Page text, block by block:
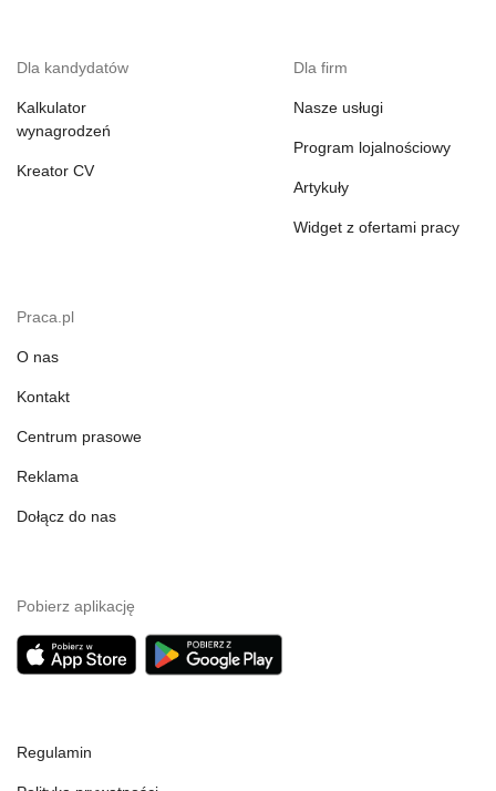
Dla kandydatów
Kalkulator
wynagrodzeń
Kreator CV
Dla firm
Nasze usługi
Program lojalnościowy
Artykuły
Widget z ofertami pracy
Praca.pl
O nas
Kontakt
Centrum prasowe
Reklama
Dołącz do nas
Pobierz aplikację
Regulamin